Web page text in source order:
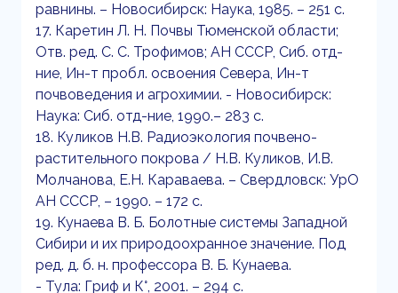
равнины. – Новосибирск: Наука, 1985. – 251 с.
17. Каретин Л. Н. Почвы Тюменской области;
Отв. ред. С. С. Трофимов; АН СССР, Сиб. отд-
ние, Ин-т пробл. освоения Севера, Ин-т
почвоведения и агрохимии. - Новосибирск:
Наука: Сиб. отд-ние, 1990.– 283 с.
18. Куликов Н.В. Радиоэкология почвено-
растительного покрова / Н.В. Куликов, И.В.
Молчанова, Е.Н. Караваева. – Свердловск: УрО
АН СССР, – 1990. – 172 с.
19. Кунаева В. Б. Болотные системы Западной
Сибири и их природоохранное значение. Под
ред. д. б. н. профессора В. Б. Кунаева.
- Тула: Гриф и К°, 2001. – 294 с.